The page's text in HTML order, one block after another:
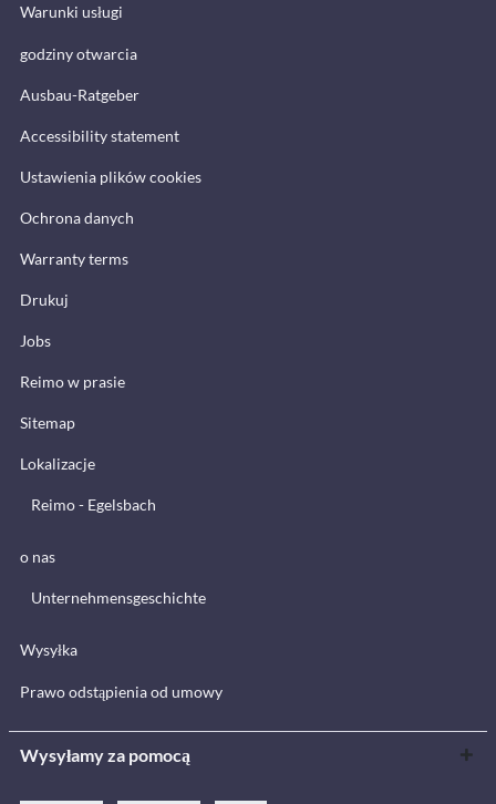
Warunki usługi
godziny otwarcia
Ausbau-Ratgeber
Accessibility statement
Ustawienia plików cookies
Ochrona danych
Warranty terms
Drukuj
Jobs
Reimo w prasie
Sitemap
Lokalizacje
Reimo - Egelsbach
o nas
Unternehmensgeschichte
Wysyłka
Prawo odstąpienia od umowy
Wysyłamy za pomocą